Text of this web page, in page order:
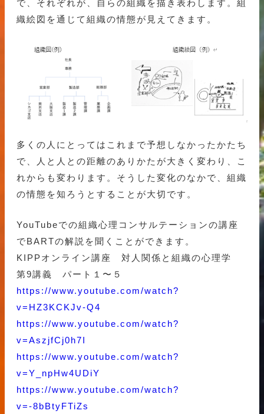
で、それぞれが、自らの組織を描き表わします。組
織絵図を通じて組織の情態が見えてきます。
多くの人にとってはこれまで予想しなかったかたち
で、人と人との距離のありかたが大きく変わり、こ
れからも変わります。そうした変化のなかで、組織
の情態を知ろうとすることが大切です。
YouTubeでの組織心理コンサルテーションの講座
でBARTの解説を聞くことができます。
KIPPオンライン講座 対人関係と組織の心理学
第9講義 パート１〜５
https://www.youtube.com/watch?
v=HZ3KCKJv-Q4
https://www.youtube.com/watch?
v=AszjfCj0h7I
https://www.youtube.com/watch?
v=Y_npHw4UDiY
https://www.youtube.com/watch?
v=-8bBtyFTiZs